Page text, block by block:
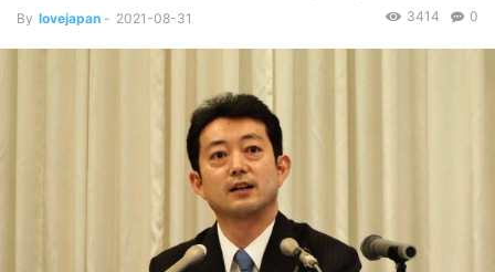
By lovejapan - 2021-08-31 0
3414